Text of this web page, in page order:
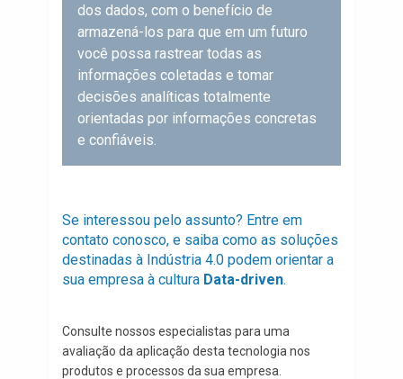
dos dados, com o benefício de
armazená-los para que em um futuro
você possa rastrear todas as
informações coletadas e tomar
decisões analíticas totalmente
orientadas por informações concretas
e confiáveis.
Se interessou pelo assunto? Entre em
contato conosco, e saiba como as soluções
destinadas à Indústria 4.0 podem orientar a
sua empresa à cultura Data-driven.
Consulte nossos especialistas para uma
avaliação da aplicação desta tecnologia nos
produtos e processos da sua empresa.